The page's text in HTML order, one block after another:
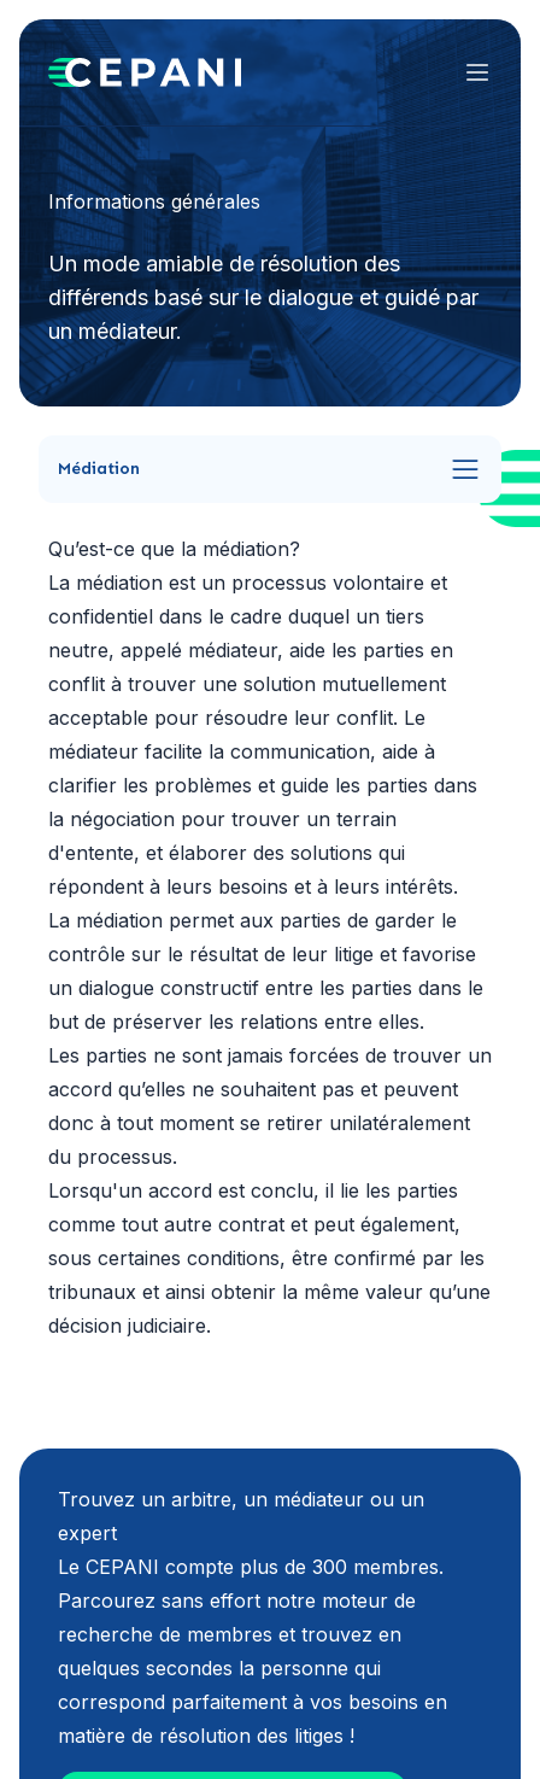
Menu
Informations générales
Un mode amiable de résolution des
différends basé sur le dialogue et guidé par
un médiateur.
Médiation
Trouvez un arbitre, un médiateur ou un
expert
Le CEPANI compte plus de 300 membres.
Parcourez sans effort notre moteur de
recherche de membres et trouvez en
quelques secondes la personne qui
correspond parfaitement à vos besoins en
matière de résolution des litiges !
Qu’est-ce que la médiation?
La médiation est un processus volontaire et
confidentiel dans le cadre duquel un tiers
neutre, appelé médiateur, aide les parties en
conflit à trouver une solution mutuellement
acceptable pour résoudre leur conflit. Le
médiateur facilite la communication, aide à
clarifier les problèmes et guide les parties dans
la négociation pour trouver un terrain
d'entente, et élaborer des solutions qui
répondent à leurs besoins et à leurs intérêts.
La médiation permet aux parties de garder le
contrôle sur le résultat de leur litige et favorise
un dialogue constructif entre les parties dans le
but de préserver les relations entre elles.
Les parties ne sont jamais forcées de trouver un
accord qu’elles ne souhaitent pas et peuvent
donc à tout moment se retirer unilatéralement
du processus.
Lorsqu'un accord est conclu, il lie les parties
comme tout autre contrat et peut également,
sous certaines conditions, être confirmé par les
tribunaux et ainsi obtenir la même valeur qu’une
décision judiciaire.